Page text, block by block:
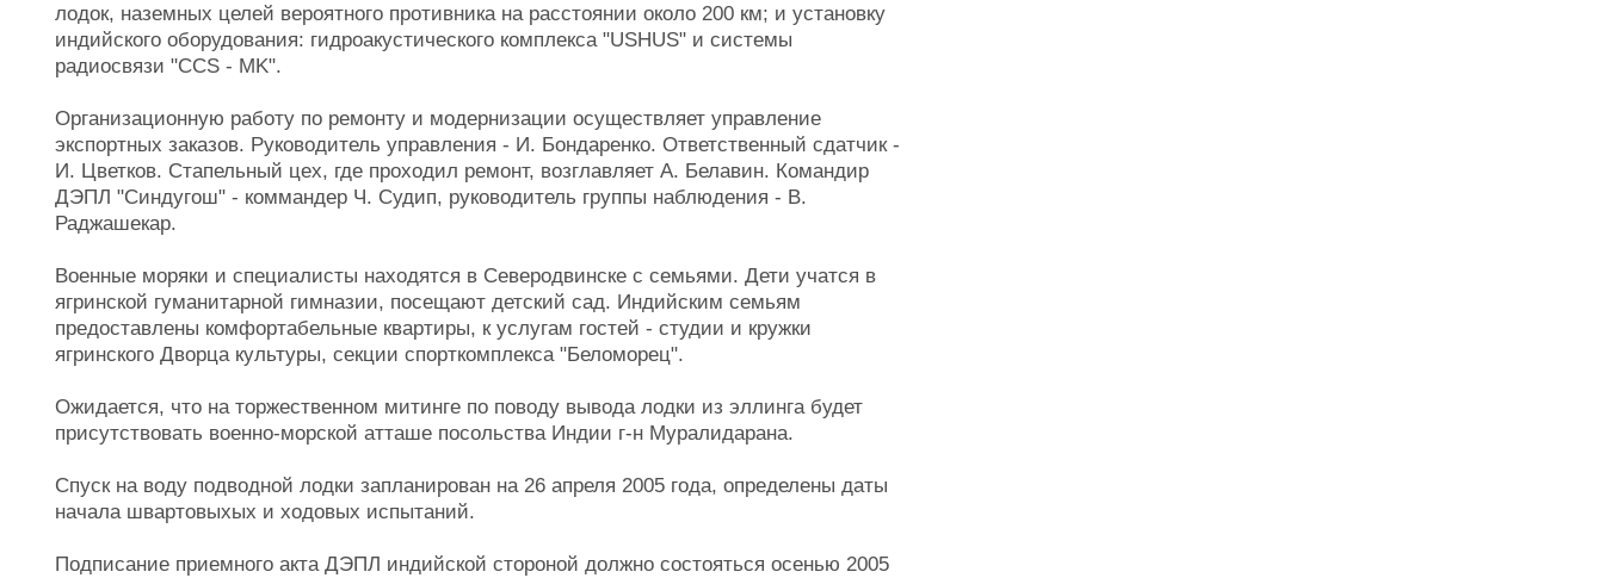
лодок, наземных целей вероятного противника на расстоянии около 200 км; и установку
индийского оборудования: гидроакустического комплекса "USHUS" и системы
радиосвязи "CCS - MK".
Организационную работу по ремонту и модернизации осуществляет управление
экспортных заказов. Руководитель управления - И. Бондаренко. Ответственный сдатчик -
И. Цветков. Стапельный цех, где проходил ремонт, возглавляет А. Белавин. Командир
ДЭПЛ "Синдугош" - коммандер Ч. Судип, руководитель группы наблюдения - В.
Раджашекар.
Военные моряки и специалисты находятся в Северодвинске с семьями. Дети учатся в
ягринской гуманитарной гимназии, посещают детский сад. Индийским семьям
предоставлены комфортабельные квартиры, к услугам гостей - студии и кружки
ягринского Дворца культуры, секции спорткомплекса "Беломорец".
Ожидается, что на торжественном митинге по поводу вывода лодки из эллинга будет
присутствовать военно-морской атташе посольства Индии г-н Муралидарана.
Спуск на воду подводной лодки запланирован на 26 апреля 2005 года, определены даты
начала швартовыхых и ходовых испытаний.
Подписание приемного акта ДЭПЛ индийской стороной должно состояться осенью 2005